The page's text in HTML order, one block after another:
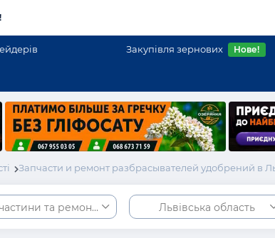
Закупівля зернових Нове!
Запчасти и ремонт разбрасывателей удобрений в
та ремонт розкидачів добривЛьвівська область